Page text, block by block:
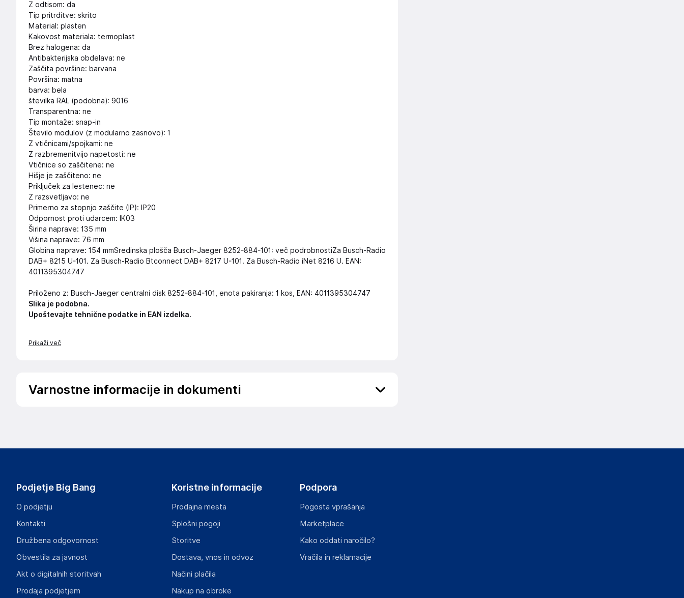
Z odtisom: da
Tip pritrditve: skrito
Material: plasten
Kakovost materiala: termoplast
Brez halogena: da
Antibakterijska obdelava: ne
Zaščita površine: barvana
Površina: matna
barva: bela
številka RAL (podobna): 9016
Transparentna: ne
Tip montaže: snap-in
Število modulov (z modularno zasnovo): 1
Z vtičnicami/spojkami: ne
Z razbremenitvijo napetosti: ne
Vtičnice so zaščitene: ne
Hišje je zaščiteno: ne
Priključek za lestenec: ne
Z razsvetljavo: ne
Primerno za stopnjo zaščite (IP): IP20
Odpornost proti udarcem: IK03
Širina naprave: 135 mm
Višina naprave: 76 mm
Globina naprave: 154 mmSredinska plošča Busch-Jaeger 8252-884-101: več podrobnostiZa Busch-Radio
DAB+ 8215 U-101. Za Busch-Radio Btconnect DAB+ 8217 U-101. Za Busch-Radio iNet 8216 U. EAN:
4011395304747
Priloženo z: Busch-Jaeger centralni disk 8252-884-101, enota pakiranja: 1 kos, EAN: 4011395304747
Slika je podobna.
Upoštevajte tehnične podatke in EAN izdelka.
Prikaži več
Varnostne informacije in dokumenti
contact.center@de.abb.com
Gospodarski subjekt s sedežem v EU, ki zagotavlja skladnost izdelka z zahtevanimi predpisi.
68309
Germany
Podjetje Big Bang
O podjetju
Kontakti
Družbena odgovornost
Obvestila za javnost
Akt o digitalnih storitvah
Prodaja podjetjem
Koristne informacije
Prodajna mesta
Splošni pogoji
Storitve
Dostava, vnos in odvoz
Načini plačila
Nakup na obroke
Podpora
Pogosta vprašanja
Marketplace
Kako oddati naročilo?
Vračila in reklamacije